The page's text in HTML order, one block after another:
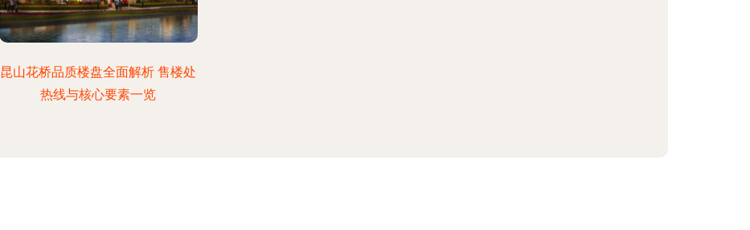
昆山花桥品质楼盘全面解析 售楼处
热线与核心要素一览